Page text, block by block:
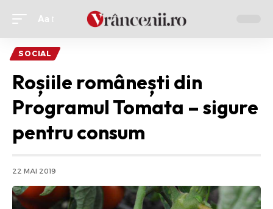
Ajustor
font
Aa
SOCIAL
Roșiile românești din
Programul Tomata – sigure
pentru consum
22 MAI 2019